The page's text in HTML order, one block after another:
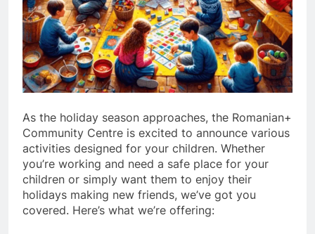
As the holiday season approaches, the Romanian+
Community Centre is excited to announce various
activities designed for your children. Whether
you’re working and need a safe place for your
children or simply want them to enjoy their
holidays making new friends, we’ve got you
covered. Here’s what we’re offering: